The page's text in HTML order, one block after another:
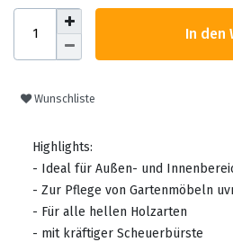
In den
Wunschliste
Highlights:
- Ideal für Außen- und
- Zur Pflege von Gartenmöbeln
- Für alle hellen Holzarten
- mit kräftiger Scheuerbürste